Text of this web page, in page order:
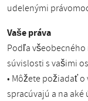
udelenými
Vaše práva
Podľa
súvislosti s vašimi
• Môžete požiadať
spracúvajú a na